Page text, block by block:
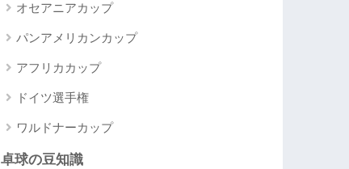
オセアニアカップ
パンアメリカンカップ
アフリカカップ
ドイツ選手権
ワルドナーカップ
卓球の豆知識